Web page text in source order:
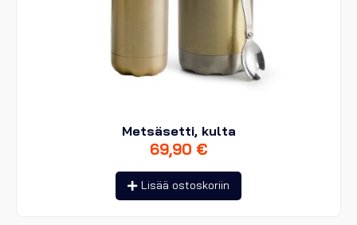
Metsäsetti, kulta
69,90 €
Lisää ostoskoriin